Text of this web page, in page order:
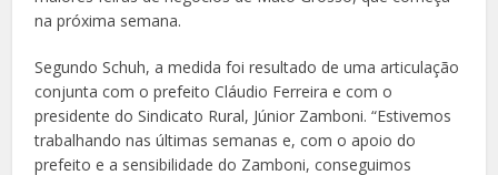
na próxima semana.
Segundo Schuh, a medida foi resultado de uma articulação
conjunta com o prefeito Cláudio Ferreira e com o
presidente do Sindicato Rural, Júnior Zamboni. “Estivemos
trabalhando nas últimas semanas e, com o apoio do
prefeito e a sensibilidade do Zamboni, conseguimos